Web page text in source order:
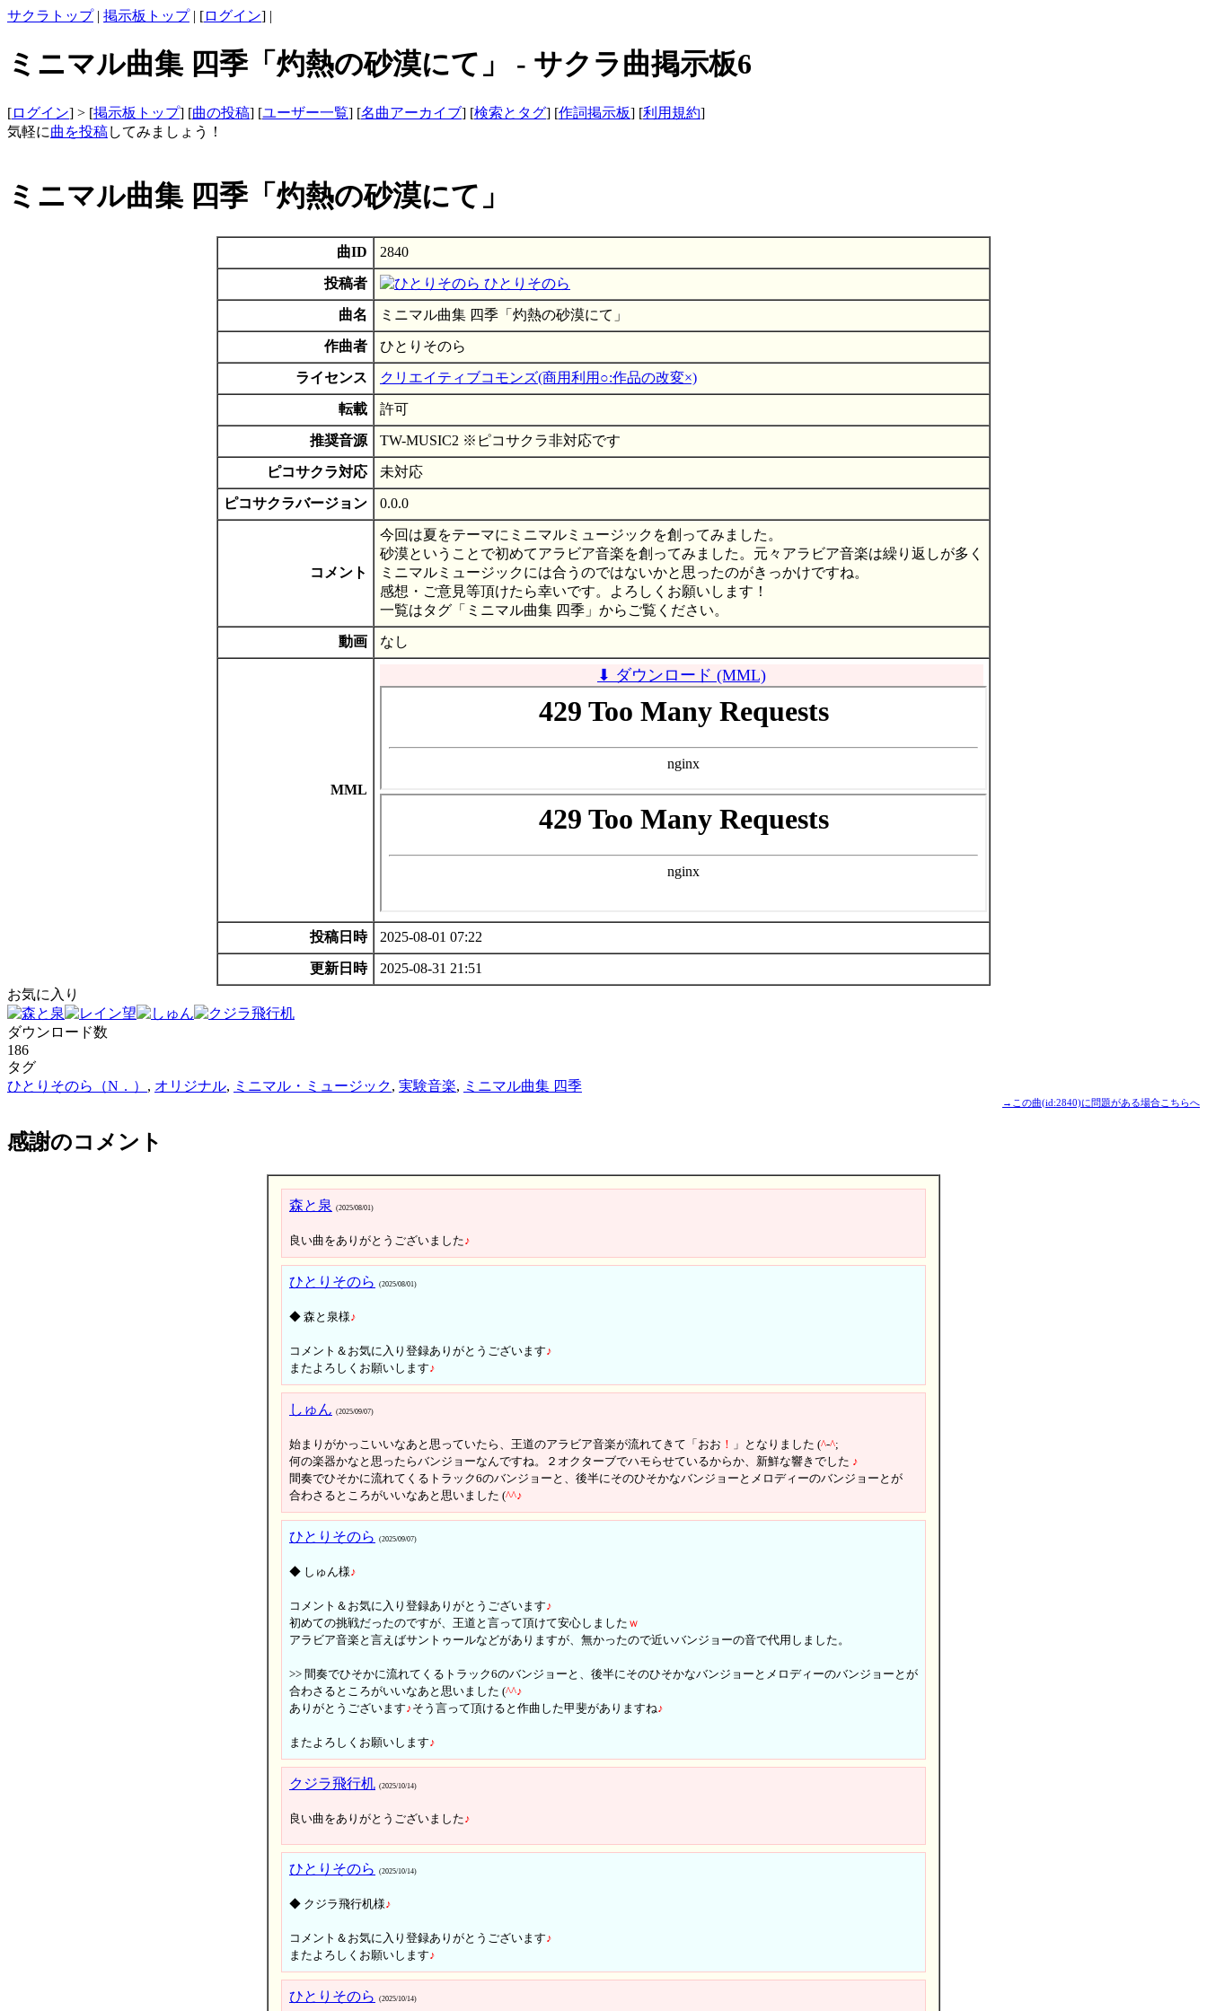
サクラトップ| 掲示板トップ| [ログイン] |
ミニマル曲集 四季「灼熱の砂漠にて」 - サクラ曲掲示板6
[ログイン] > [掲示板トップ] [曲の投稿] [ユーザー一覧] [名曲アーカイブ] [検索とタグ] [作詞掲示板] [利用規約]
気軽に曲を投稿してみましょう！
ミニマル曲集 四季「灼熱の砂漠にて」
曲ID 2840
投稿者 ひとりそのら
曲名 ミニマル曲集 四季「灼熱の砂漠にて」
作曲者 ひとりそのら
ライセンス クリエイティブコモンズ(商用利用○:作品の改変×)
転載 許可
推奨音源 TW-MUSIC2 ※ピコサクラ非対応です
ピコサクラ対応 未対応
ピコサクラバージョン 0.0.0
コメント
今回は夏をテーマにミニマルミュージックを創ってみました。
砂漠ということで初めてアラビア音楽を創ってみました。元々アラビア音楽は繰り返しが多く
ミニマルミュージックには合うのではないかと思ったのがきっかけですね。
感想・ご意見等頂けたら幸いです。よろしくお願いします！
一覧はタグ「ミニマル曲集 四季」からご覧ください。
動画 なし
MML
⬇ ダウンロード (MML)
投稿日時 2025-08-01 07:22
更新日時
2025-08-31 21:51
お気に入り
ダウンロード数
186
タグ
ひとりそのら（N．） , オリジナル, ミニマル・ミュージック, 実験音楽, ミニマル曲集 四季
→この曲(id:2840)に問題がある場合こちらへ
感謝のコメント
森と泉 (2025/08/01)
良い曲をありがとうございました♪
ひとりそのら (2025/08/01)
◆ 森と泉様♪
コメント＆お気に入り登録ありがとうございます♪
またよろしくお願いします♪
しゅん (2025/09/07)
始まりがかっこいいなあと思っていたら、王道のアラビア音楽が流れてきて「おお ！ 」となりました (^-^;
何の楽器かなと思ったらバンジョーなんですね。２オクターブでハモらせているからか、新鮮な響きでした ♪
間奏でひそかに流れてくるトラック6のバンジョーと、後半にそのひそかなバンジョーとメロディーのバンジョーとが
合わさるところがいいなあと思いました (^^♪
ひとりそのら (2025/09/07)
◆ しゅん様♪
コメント＆お気に入り登録ありがとうございます♪
初めての挑戦だったのですが、王道と言って頂けて安心しました ｗ
アラビア音楽と言えばサントゥールなどがありますが、無かったので近いバンジョーの音で代用しました。
>> 間奏でひそかに流れてくるトラック6のバンジョーと、後半にそのひそかなバンジョーとメロディーのバンジョーとが
合わさるところがいいなあと思いました (^^♪
ありがとうございます♪そう言って頂けると作曲した甲斐がありますね♪
またよろしくお願いします♪
クジラ飛行机 (2025/10/14)
良い曲をありがとうございました♪
ひとりそのら (2025/10/14)
◆ クジラ飛行机様♪
コメント＆お気に入り登録ありがとうございます♪
またよろしくお願いします♪
ひとりそのら (2025/10/14)